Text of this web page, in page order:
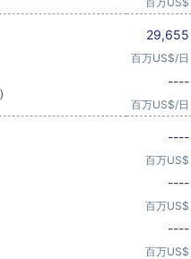
29,655
百万US$/日
----
百万US$/日
----
百万US$
----
百万US$
----
百万US$